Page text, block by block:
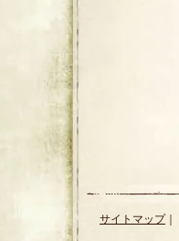
サイトマップ｜